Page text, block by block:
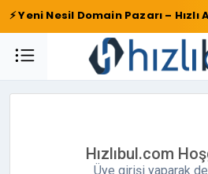
⚡ Yeni Nesil Domain Pazarı – Hızlı
Hızlıbul.com
Üye girişi yaparak